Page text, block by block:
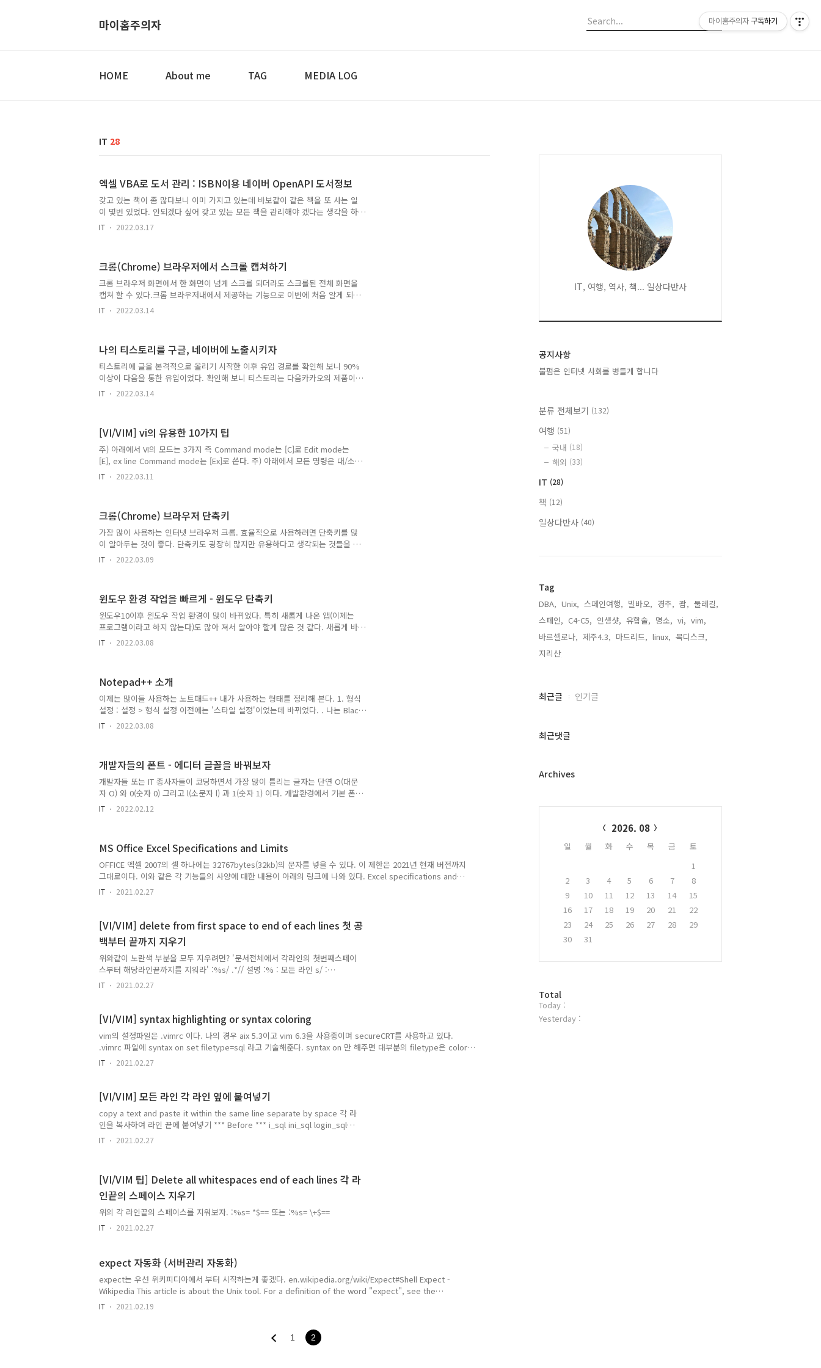
마이홈주의자
HOME About me TAG MEDIA LOG
IT 28
엑셀 VBA로 도서 관리 : ISBN이용 네이버 OpenAPI 도서정보
갖고 있는 책이 좀 많다보니 이미 가지고 있는데 바보같이 같은 책을 또 사는 일
이 몇번 있었다. 안되겠다 싶어 갖고 있는 모든 책을 관리해야 겠다는 생각을 하
게 되었다. 어떻게 하지? 엑셀로 다 정리를 하면 되겠지. 우선 ISBN을 다 스캔하
스캔하고... 문제가 많았다. 안되겠다 싶어 바코드 스캐너를 구입했다. 가격도
18,000원. 적당하다. 책의 ISBN 바코드에 대고 총 쏘듯이 버튼을 누르니 오류도
거의 없이 스캔을 빨리 할 수 있어 너무 좋았다.이제 엑셀 파일에 ISB..
IT 2022.03.17
크롬(Chrome) 브라우저에서 스크롤 캡쳐하기
크롬 브라우저 화면에서 한 화면이 넘게 스크롤 되더라도 스크롤된 전체 화면을
캡쳐 할 수 있다.크롬 브라우저내에서 제공하는 기능으로 이번에 처음 알게 되어
정리해 본다.1. 크롬 브라우저에서 F12를 누르면 화면 오른쪽에 개발자 도구가
명령어를 입력할 수 있는 창이 나타난다.3. Run > 프롬프트에서 full을 입력해본
다. 입력하면 프롬프트 밑에 아래와 같이 선택 가능한 명령어가 나오게 된다.
Capture full size screensh..
IT 2022.03.14
나의 티스토리를 구글, 네이버에 노출시키자
티스토리에 글을 본격적으로 올리기 시작한 이후 유입 경로를 확인해 보니 90%
이상이 다음을 통한 유입이었다. 확인해 보니 티스토리는 다음카카오의 제품이
니 당연한 것이었고 구글, 네이버에 나의 티스토리가 노출될 수 있도록 '나 여기
Google Search Console 사이트에서 직접 등록을 했다. 플러그인까지 사용한
상태라 중복인데 잘 동작하는지 며칠 지나 보면 알겠지. 그 다음 네이버에서도
동일하게 내 티스토리를 등록해 주어야 한다. 네이버 서치 어드바이저에 들..
IT 2022.03.14
[VI/VIM] vi의 유용한 10가지 팁
주) 아래에서 VI의 모드는 3가지 즉 Command mode는 [C]로 Edit mode는
[E], ex line Command mode는 [Ex]로 쓴다. 주) 아래에서 모든 명령은 대/소
문자를 구별한다. 1. [C] 현재화면의 제일위로 커서를 이동 : h 현재화면의 가운데
로 이동 3. 줄의 맨 처음에 나오는 `select'만 검색하고 싶다면 다음과 같이 입
력한다. [C] /^select 참고 : '^'는 유닉스에서 사용되는 검색Characte..
IT 2022.03.11
크롬(Chrome) 브라우저 단축키
가장 많이 사용하는 인터넷 브라우저 크롬. 효율적으로 사용하려면 단축키를 많
이 알아두는 것이 좋다. 단축키도 굉장히 많지만 유용하다고 생각되는 것들을 적
었다.- 새 창 열기 Ctrl + n - 시크릿 모드로 새 창 열기 Ctrl + Shift + n - 새 탭
탭에서 방문 기록 페이지 열기 Ctrl + H- 새 탭에서 다운로드 페이지 열기 Ctrl +
J- 개발자 도구 열기 F12 -..
IT 2022.03.09
윈도우 환경 작업을 빠르게 - 윈도우 단축키
윈도우10이후 윈도우 작업 환경이 많이 바뀌었다. 특히 새롭게 나온 앱(이제는
프로그램이라고 하지 않는다)도 많아 져서 알아야 할게 많은 것 같다. 새롭게 바
뀐 윈도우 환경에서 빠른 작업을 하려면 마우스 보다 키보드를 적극 이용하는 것
복사/붙여넣기 복사 : Ctrl + C 또는 Ctrl + Insert 붙여넣기 : Ctrl + V 또는 Shift
Insert - 작업윈도우간 이동 : Alt + Tab 윈도우간 이동은 Alt를 누른 상태에서
Tab을 눌러 이동한다..
IT 2022.03.08
Notepad++ 소개
이제는 많이들 사용하는 노트패드++ 내가 사용하는 형태를 정리해 본다. 1. 형식
설정 : 설정 > 형식 설정 이전에는 '스타일 설정'이었는데 바뀌었다. . 나는 Black
Board 테마를 선호한다. . 글꼴 형식 : 나눔고딕코딩 (네이버 무료 폰트) . 크기는
줄로 표시 . 작게 4. 문법 강조(Syntax Highlight) . 가장 유용한 기능이라 생각하
며 거의 모든 언어를 지원한다. . 설정 > 새문서 > 기본 언어를 선택해 둔다. 나의
경우 S..
IT 2022.03.08
개발자들의 폰트 - 에디터 글꼴을 바꿔보자
개발자들 또는 IT 종사자들이 코딩하면서 가장 많이 틀리는 글자는 단연 O(대문
자 O) 와 0(숫자 0) 그리고 l(소문자 l) 과 1(숫자 1) 이다. 개발환경에서 기본 폰
트를 그대로 사용한다면 말이다. 하지만 이것은 단지 개발자에게만 한정된 이야
'나눔고딕코딩' 글꼴이 가장 많이 사용할 것이다. 현재는 나눔고딕D2Coding 글
꼴인 것으로 확인된다. 이외에도 다양한 폰트가 개발되어 있으니 다운로드 받아
사용할 수 있다.(단, 폰트에 대한 저작권은 민감한 내용이이 ..
IT 2022.02.12
MS Office Excel Specifications and Limits
OFFICE 엑셀 2007의 셀 하나에는 32767bytes(32kb)의 문자를 넣을 수 있다. 이 제한은 2021년 현재 버전까지
그대로이다. 이와 같은 각 기능들의 사양에 대한 내용이 아래의 링크에 나와 있다. Excel specifications and
limits
IT 2021.02.27
[VI/VIM] delete from first space to end of each lines 첫 공
백부터 끝까지 지우기
위와같이 노란색 부분을 모두 지우려면? '문서전체에서 각라인의 첫번째스페이
스부터 해당라인끝까지를 지워라' :%s/ .*// 설명 :% : 모든 라인 s/ :
substitute(대체 명령) .*/ : 해당라인의 첫 spacee뒤의 모든 문자 / : 아무것도
잘 모르고 있는것 같다. 게다가 이제는 더 엄청난 기능을 가진 VIM 까지 사용되
고 있는데 vim의 기능은 또 언제 익혀야 하나.... 특히 위처럼 regular
expression을 잘 익혀두면 unix/linux 뿐만 아니라 특히 오라클에서도 막강한
기능을 활용할 수 있게된다.
IT 2021.02.27
[VI/VIM] syntax highlighting or syntax coloring
vim의 설정파일은 .vimrc 이다. 나의 경우 aix 5.3이고 vim 6.3을 사용중이며 secureCRT를 사용하고 있다.
.vimrc 파일에 syntax on set filetype=sql 라고 기술해준다. syntax on 만 해주면 대부분의 filetype은 color
가 적용되지만 sql은 제외이다. filetype 옵션을 추가로 적어주어야 한다. 주의: 텔넷프로그램인 secureCRT의
Terminal type을 선택해..
IT 2021.02.27
[VI/VIM] 모든 라인 각 라인 옆에 붙여넣기
copy a text and paste it within the same line separate by space 각 라
인을 복사하여 라인 끝에 붙여넣기 *** Before *** i_sql ini_sql login_sql
Documents my_html_htm *** After *** i_sql i_sql ini_sql ini_sql
라인 제외) & &/ : 검색된 문자열자체(&)를 두개(& &) 넣..
IT 2021.02.27
[VI/VIM 팁] Delete all whitespaces end of each lines 각 라
인끝의 스페이스 지우기
위의 각 라인끝의 스페이스를 지워보자. :%s= *$== 또는 :%s= \+$==
IT 2021.02.27
expect 자동화 (서버관리 자동화)
expect는 우선 위키피디아에서 부터 시작하는게 좋겠다. en.wikipedia.org/wiki/Expect#Shell Expect -
Wikipedia This article is about the Unix tool. For a definition of the word "expect", see the
Wiktionary entry expect. Expect is an extension to the Tcl scripting language written by Don Libes.
IT 2021.02.19
1 2
IT, 여행, 역사, 책... 일상다반사
공지사항
불펌은 인터넷 사회를 병들게 합니다
분류 전체보기 (132)
여행 (51)
국내 (18)
해외 (33)
IT (28)
책 (12)
일상다반사 (40)
Tag
DBA, Unix, 스페인여행, 빌바오, 경추, 괌, 둘레길,
스페인, C4-C5, 인생샷, 유합술, 명소, vi, vim,
바르셀로나, 제주4.3, 마드리드, linux, 목디스크,
지리산,
최
과
글
최근글 인기글
최근댓글
Archives
2026. 08
일 월 화 수 목 금
토
1
2
3 4 5 6 7
8
9
10 11 12 13 14
15
16
17 18 19 20 21
22
23
24 25 26 27 28
29
30
31
방
문
자
Total
Today :
Yesterday :
마이홈주의자 구독하기